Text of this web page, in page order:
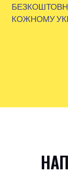
КОЖНОМУ